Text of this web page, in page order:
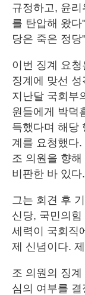
규정하고, 윤
를 탄압해 왔
당은 죽은 정
이번 징계 요
징계에 맞선
지난달 국회부
원들에게 박덕
득했다며 해당
계를 요청했다
조 의원을 향
비판한 바 있다.
그는 회견 후
신당, 국민의
세력이 국회직
제 신념이다.
조 의원의 징
심의 여부를